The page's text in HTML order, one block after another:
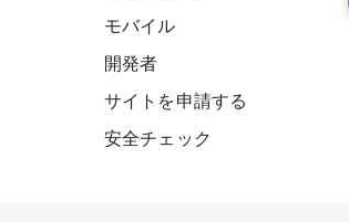
モバイル
開発者
サイトを申請する
安全チェック